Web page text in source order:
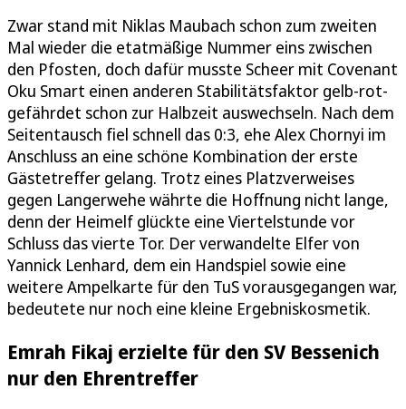
Zwar stand mit Niklas Maubach schon zum zweiten
Mal wieder die etatmäßige Nummer eins zwischen
den Pfosten, doch dafür musste Scheer mit Covenant
Oku Smart einen anderen Stabilitätsfaktor gelb-rot-
gefährdet schon zur Halbzeit auswechseln. Nach dem
Seitentausch fiel schnell das 0:3, ehe Alex Chornyi im
Anschluss an eine schöne Kombination der erste
Gästetreffer gelang. Trotz eines Platzverweises
gegen Langerwehe währte die Hoffnung nicht lange,
denn der Heimelf glückte eine Viertelstunde vor
Schluss das vierte Tor. Der verwandelte Elfer von
Yannick Lenhard, dem ein Handspiel sowie eine
weitere Ampelkarte für den TuS vorausgegangen war,
bedeutete nur noch eine kleine Ergebniskosmetik.
Emrah Fikaj erzielte für den SV Bessenich
nur den Ehrentreffer